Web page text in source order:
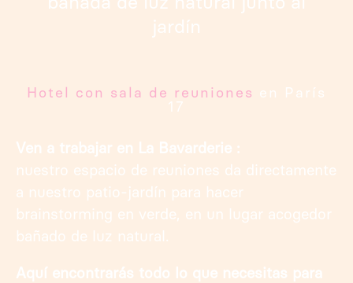
jardín
Hotel con sala de reuniones en París
17
Ven a trabajar en La Bavarderie :
nuestro espacio de reuniones da directamente
a nuestro patio-jardín para hacer
brainstorming en verde, en un lugar acogedor
bañado de luz natural.
Aquí encontrarás todo lo que necesitas para